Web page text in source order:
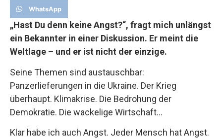
WhatsApp
„Hast Du denn keine Angst?“, fragt mich unlängst
ein Bekannter in einer Diskussion. Er meint die
Weltlage – und er ist nicht der einzige.
Seine Themen sind austauschbar:
Panzerlieferungen in die Ukraine. Der Krieg
überhaupt. Klimakrise. Die Bedrohung der
Demokratie. Die wackelige Wirtschaft…
Klar habe ich auch Angst. Jeder Mensch hat Angst.